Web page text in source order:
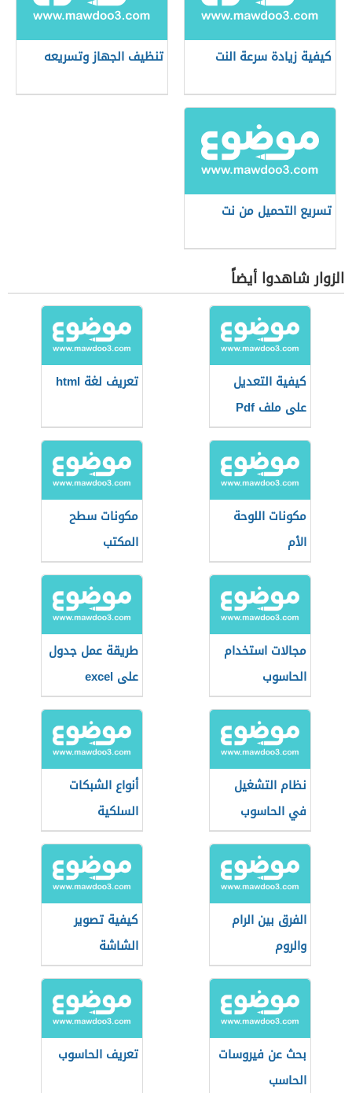
كيفية زيادة سرعة النت تنظيف الجهاز وتسريعه
تسريع التحميل من نت
الزوار شاهدوا أيضاً
كيفية التعديل
على ملف Pdf
بدون برامج
تعريف لغة html
مكونات اللوحة
الأم
مكونات سطح
المكتب
مجالات استخدام
الحاسوب
طريقة عمل جدول
على excel
نظام التشغيل
في الحاسوب
أنواع الشبكات
السلكية
الفرق بين الرام
والروم
كيفية تصوير
الشاشة
بحث عن فيروسات
الحاسب
تعريف الحاسوب